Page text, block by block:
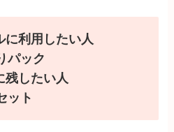
に利用したい人
パック
残したい人
ット